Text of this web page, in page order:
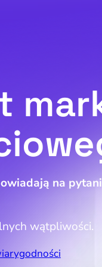
na
wątpliwości.